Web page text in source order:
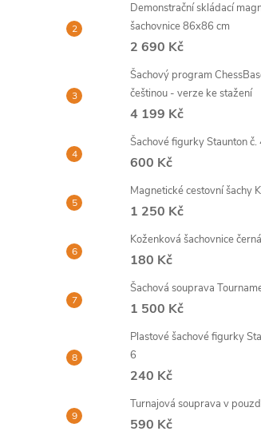
Demonstrační skládací
šachovnice 86x86 cm
2 690 Kč
Šachový program
češtinou - verze ke stažení
4 199 Kč
Šachové figurky Staunton č.
600 Kč
Magnetické cestovní šachy
1 250 Kč
Koženková šachovnice
180 Kč
Šachová souprava
1 500 Kč
Plastové šachové figurky
6
240 Kč
Turnajová souprava v
590 Kč